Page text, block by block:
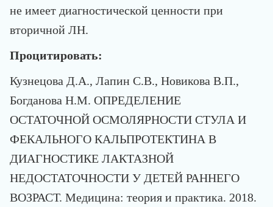
не имеет диагностической ценности при
вторичной ЛН.
Процитировать:
Кузнецова Д.А., Лапин С.В., Новикова В.П.,
Богданова Н.М. ОПРЕДЕЛЕНИЕ
ОСТАТОЧНОЙ ОСМОЛЯРНОСТИ СТУЛА И
ФЕКАЛЬНОГО КАЛЬПРОТЕКТИНА В
ДИАГНОСТИКЕ ЛАКТАЗНОЙ
НЕДОСТАТОЧНОСТИ У ДЕТЕЙ РАННЕГО
ВОЗРАСТ. Медицина: теория и практика. 2018.